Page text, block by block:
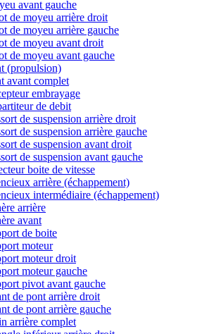
avant gauche
de moyeu arrière droit
de moyeu arrière gauche
de moyeu avant droit
de moyeu avant gauche
(propulsion)
avant complet
embrayage
de debit
de suspension arrière droit
de suspension arrière gauche
de suspension avant droit
de suspension avant gauche
boite de vitesse
arrière (échappement)
intermédiaire (échappement)
arrière
avant
de boite
moteur
moteur droit
moteur gauche
pivot avant gauche
de pont arrière droit
de pont arrière gauche
arrière complet